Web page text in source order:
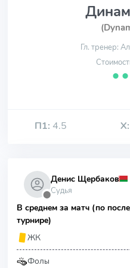
Гл. тренер:
⬤ ⬤
П1: 4.5 Х:
⬤
Денис Щербаков
Судья
В среднем за матч (по
турнире)
ЖК
Фолы